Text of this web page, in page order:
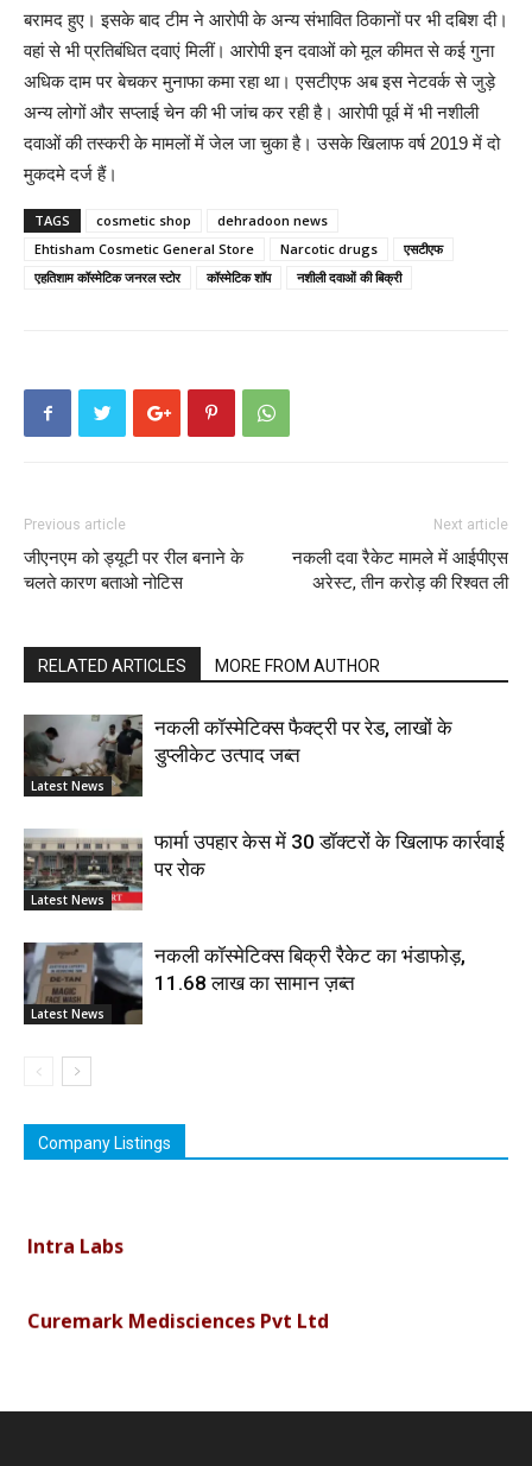
बरामद हुए। इसके बाद टीम ने आरोपी के अन्य संभावित ठिकानों पर भी दबिश दी।
वहां से भी प्रतिबंधित दवाएं मिलीं। आरोपी इन दवाओं को मूल कीमत से कई गुना
अधिक दाम पर बेचकर मुनाफा कमा रहा था। एसटीएफ अब इस नेटवर्क से जुड़े
अन्य लोगों और सप्लाई चेन की भी जांच कर रही है। आरोपी पूर्व में भी नशीली
दवाओं की तस्करी के मामलों में जेल जा चुका है। उसके खिलाफ वर्ष 2019 में दो
मुकदमे दर्ज हैं।
TAGS cosmetic shop
dehradoon news
Ehtisham Cosmetic General Store
Narcotic drugs
एसटीएफ
एहतिशाम कॉस्मेटिक जनरल स्टोर
कॉस्मेटिक शॉप नशीली दवाओं की बिक्री
Previous article
जीएनएम को ड्यूटी पर रील बनाने के
चलते कारण बताओ नोटिस
Next article
नकली दवा रैकेट मामले में आईपीएस
अरेस्ट, तीन करोड़ की रिश्वत ली
RELATED ARTICLES MORE FROM AUTHOR
Latest News
नकली कॉस्मेटिक्स फैक्ट्री पर रेड, लाखों के
डुप्लीकेट उत्पाद जब्त
Latest News
फार्मा उपहार केस में 30 डॉक्टरों के खिलाफ कार्रवाई
पर रोक
Latest News
नकली कॉस्मेटिक्स बिक्री रैकेट का भंडाफोड़,
11.68 लाख का सामान ज़ब्त
Company Listings
Vimson Derma1
Intra Labs
Curemark Medisciences Pvt Ltd